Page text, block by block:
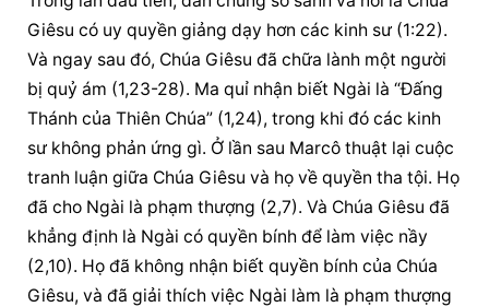
Giêsu có uy quyền giảng dạy hơn các kinh sư (1:22).
Và ngay sau đó, Chúa Giêsu đã chữa lành một người
bị quỷ ám (1,23-28). Ma quỉ nhận biết Ngài là “Đấng
Thánh của Thiên Chúa” (1,24), trong khi đó các kinh
sư không phản ứng gì. Ở lần sau Marcô thuật lại cuộc
tranh luận giữa Chúa Giêsu và họ về quyền tha tội. Họ
đã cho Ngài là phạm thượng (2,7). Và Chúa Giêsu đã
khẳng định là Ngài có quyền bính để làm việc nầy
(2,10). Họ đã không nhận biết quyền bính của Chúa
Giêsu, và đã giải thích việc Ngài làm là phạm thượng